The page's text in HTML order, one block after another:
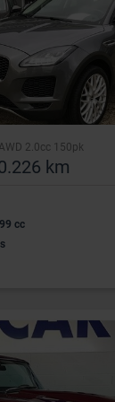
2.0cc 150pk
km
cc